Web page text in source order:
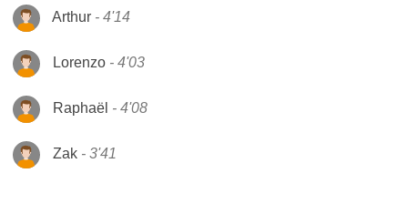
Arthur 4'14
Lorenzo 4'03
Raphaël 4'08
Zak 3'41